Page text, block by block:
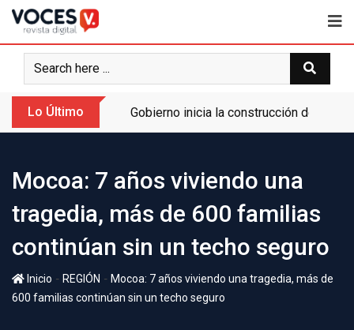
Lo Último Gobierno inicia la construcción de la
Mocoa: 7 años viviendo una
tragedia, más de 600 familias
continúan sin un techo seguro
Inicio - REGIÓN - Mocoa: 7 años viviendo una tragedia, más de
600 familias continúan sin un techo seguro